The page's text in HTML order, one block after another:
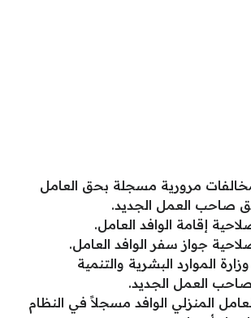
مرورية مسجلة بحق العامل
صاحب العمل الجديد.
إقامة الوافد العامل.
جواز سفر الوافد العامل.
الموارد البشرية والتنمية
العمل الجديد.
المنزلي الوافد مسجلاً في النظام